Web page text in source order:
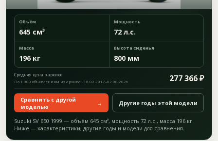
Объём
645 см³
Мощность
72 л.с.
Масса
196 кг
Высота сиденья
800 мм
Средняя цена в архиве 277 366 ₽
По 1 000 объявлениям из архива · 16.02.2017–02.08.2026
Сравнить с другой
моделью
→ Другие годы этой модели
Suzuki SV 650 1999 — объём 645 см³, мощность 72 л.с., масса 196 кг.
Ниже — характеристики, другие годы и модели для сравнения.